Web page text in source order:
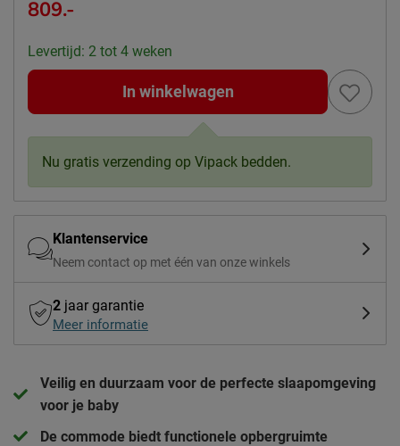
809.-
Levertijd: 2 tot 4 weken
In winkelwagen
Nu gratis verzending op Vipack bedden.
Klantenservice
Neem contact op met één van onze winkels
2 jaar garantie
Meer informatie
Veilig en duurzaam voor de perfecte slaapomgeving
voor je baby
De commode biedt functionele opbergruimte